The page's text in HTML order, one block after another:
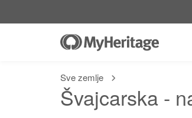
Sve zemlje
Švajcarska -